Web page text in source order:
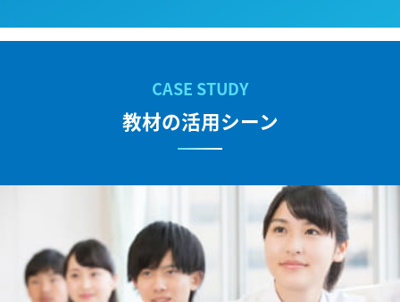
教材の活用シーン